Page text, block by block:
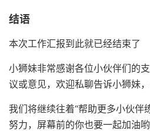
结语
本次工作汇报到此就已经结束了
小狮妹非常感谢各位小伙伴们的
议或意见，欢迎私聊告诉小狮妹
我们将继续往着“帮助更多小伙伴
努力，屏幕前的你也要一起加油哟